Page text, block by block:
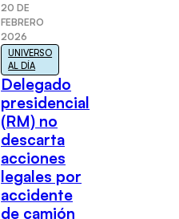
20 DE
FEBRERO
2026
UNIVERSO
AL DÍA
Delegado
presidencial
(RM) no
descarta
acciones
legales por
accidente
de camión